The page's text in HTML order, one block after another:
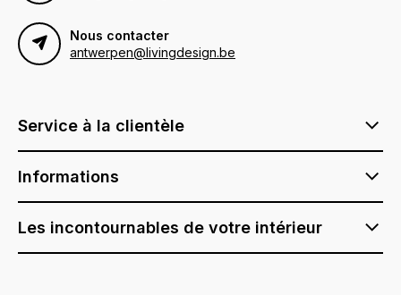
Nous contacter
antwerpen@livingdesign.be
Service à la clientèle
Informations
Les incontournables de votre intérieur